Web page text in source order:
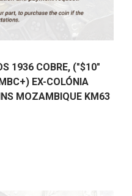
1936 COBRE, ("$10"
EX-COLÓNIA
MOZAMBIQUE KM63